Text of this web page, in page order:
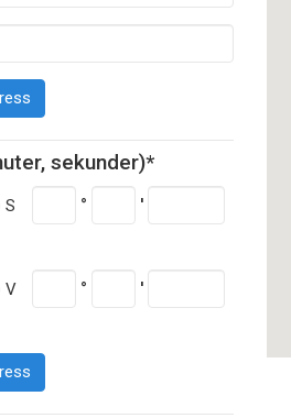
sekunder)*
S °
'
V °
'